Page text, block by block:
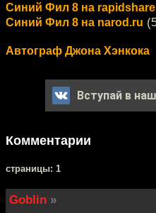
Синий Фил 8 на
Синий Фил 8 на narod.ru
Автограф Джона Хэнкока
Вступай в
Комментарии
cтраницы: 1
Goblin »